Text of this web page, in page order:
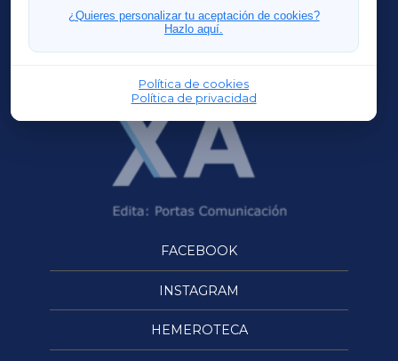
¿Quieres personalizar tu aceptación de cookies?
Hazlo aquí.
Política de cookies
Política de privacidad
FERROLXA
OURENSEXA
FACEBOOK
INSTAGRAM
HEMEROTECA